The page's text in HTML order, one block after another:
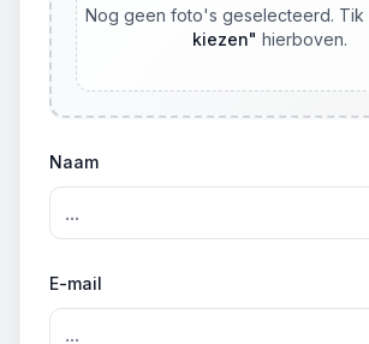
Nog geen foto's geselecteerd. Tik
kiezen" hierboven.
Naam
E-mail